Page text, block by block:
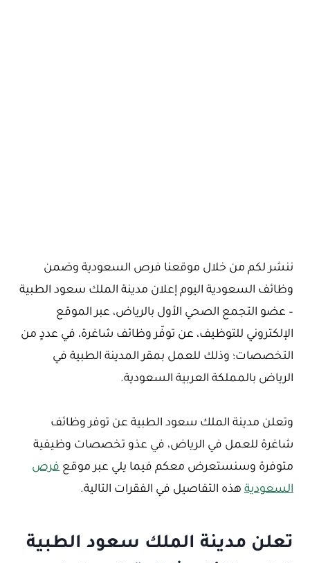
ننشر لكم من خلال موقعنا فرص السعودية وضمن
وظائف السعودية اليوم إعلان مدينة الملك سعود الطبية
– عضو التجمع الصحي الأول بالرياض، عبر الموقع
الإلكتروني للتوظيف، عن توفّر وظائف شاغرة، في عددٍ من
التخصصات؛ وذلك للعمل بمقر المدينة الطبية في
الرياض بالمملكة العربية السعودية.
وتعلن مدينة الملك سعود الطبية عن توفر وظائف
شاغرة للعمل في الرياض، في عذو تخصصات وظيفية
متوفرة وسنستعرض معكم فيما يلي عبر موقع فرص
السعودية هذه التفاصيل في الفقرات التالية.
تعلن مدينة الملك سعود الطبية